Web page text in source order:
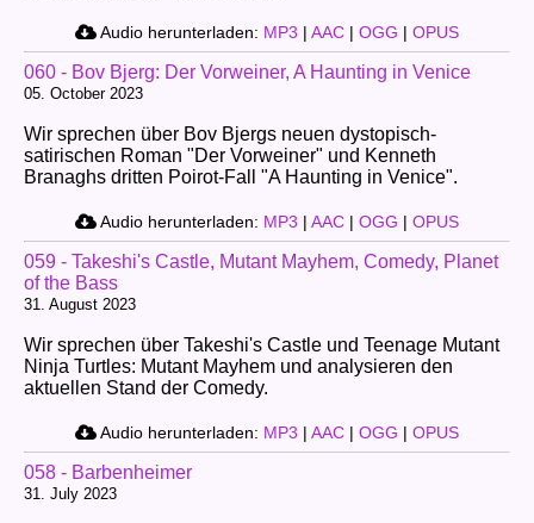
Audio herunterladen: MP3 | AAC | OGG | OPUS
060 - Bov Bjerg: Der Vorweiner, A Haunting in Venice
05. October 2023
Wir sprechen über Bov Bjergs neuen dystopisch-
satirischen Roman "Der Vorweiner" und Kenneth
Branaghs dritten Poirot-Fall "A Haunting in Venice".
Audio herunterladen: MP3 | AAC | OGG | OPUS
059 - Takeshi's Castle, Mutant Mayhem, Comedy, Planet
of the Bass
31. August 2023
Wir sprechen über Takeshi's Castle und Teenage Mutant
Ninja Turtles: Mutant Mayhem und analysieren den
aktuellen Stand der Comedy.
Audio herunterladen: MP3 | AAC | OGG | OPUS
058 - Barbenheimer
31. July 2023